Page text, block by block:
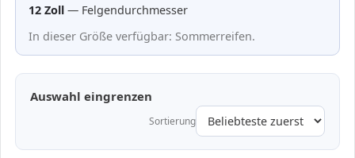
12 Zoll — Felgendurchmesser
In dieser Größe verfügbar: Sommerreifen.
Auswahl eingrenzen
Sortierung